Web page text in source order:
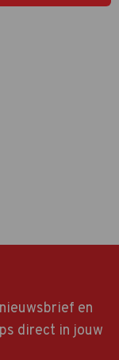
en
direct in jouw